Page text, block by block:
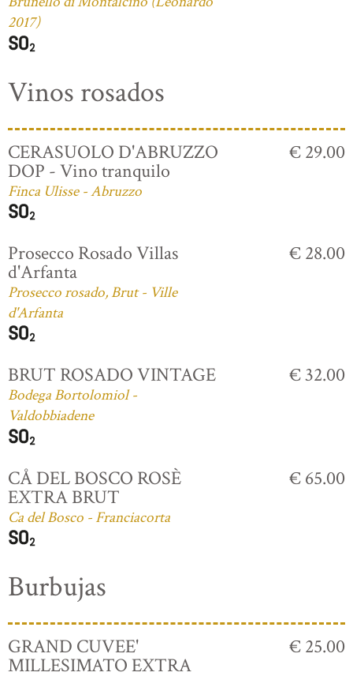
2017)
Vinos rosados
CERASUOLO D'ABRUZZO
DOP - Vino tranquilo
Finca Ulisse - Abruzzo
€ 29.00
Prosecco Rosado Villas
d'Arfanta
Prosecco rosado, Brut - Ville
d'Arfanta
€ 28.00
BRUT ROSADO VINTAGE
Bodega Bortolomiol -
Valdobbiadene
€ 32.00
CÅ DEL BOSCO ROSÈ
EXTRA BRUT
Ca del Bosco - Franciacorta
€ 65.00
Burbujas
GRAND CUVEE'
MILLESIMATO EXTRA
€ 25.00